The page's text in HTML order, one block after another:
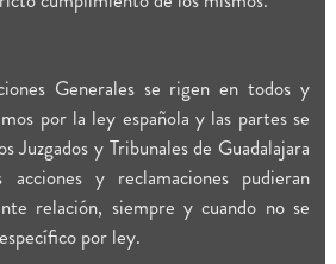
Generales se rigen en todos y
por la ley española y las partes se
Juzgados y Tribunales de Guadalajara
acciones y reclamaciones pudieran
relación, siempre y cuando no se
por ley.